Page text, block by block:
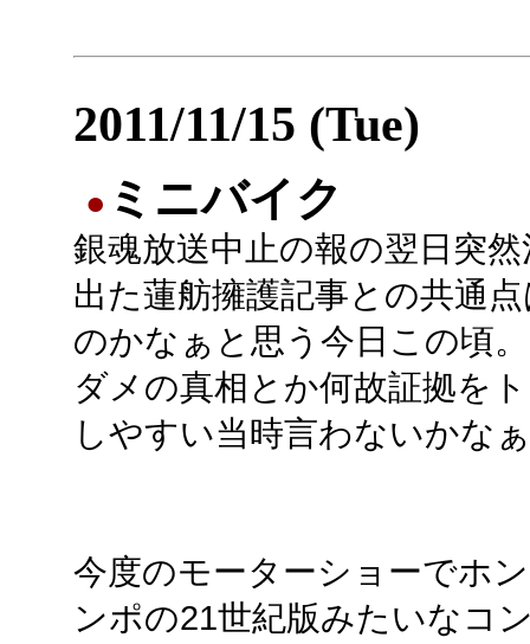
2011/11/15 (Tue)
● ミニバイク
銀魂放送中止の報の翌日突
出た蓮舫擁護記事との共通
のかなぁと思う今日この頃
ダメの真相とか何故証拠を
しやすい当時言わないかな
今度のモーターショーでホ
ンポの21世紀版みたいなコ